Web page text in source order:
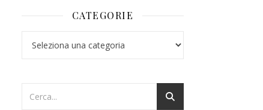
CATEGORIE